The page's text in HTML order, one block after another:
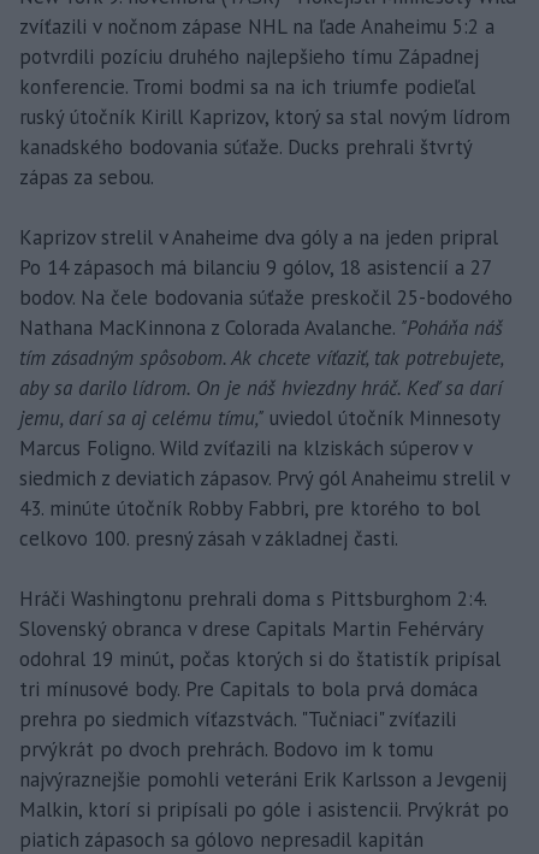
zvíťazili v nočnom zápase NHL na ľade Anaheimu 5:2 a
potvrdili pozíciu druhého najlepšieho tímu Západnej
konferencie. Tromi bodmi sa na ich triumfe podieľal
ruský útočník Kirill Kaprizov, ktorý sa stal novým lídrom
kanadského bodovania súťaže. Ducks prehrali štvrtý
zápas za sebou.
Kaprizov strelil v Anaheime dva góly a na jeden pripral
Po 14 zápasoch má bilanciu 9 gólov, 18 asistencií a 27
bodov. Na čele bodovania súťaže preskočil 25-bodového
Nathana MacKinnona z Colorada Avalanche. "Poháňa náš
tím zásadným spôsobom. Ak chcete víťaziť, tak potrebujete,
aby sa darilo lídrom. On je náš hviezdny hráč. Keď sa darí
jemu, darí sa aj celému tímu," uviedol útočník Minnesoty
Marcus Foligno. Wild zvíťazili na klziskách súperov v
siedmich z deviatich zápasov. Prvý gól Anaheimu strelil v
43. minúte útočník Robby Fabbri, pre ktorého to bol
celkovo 100. presný zásah v základnej časti.
Hráči Washingtonu prehrali doma s Pittsburghom 2:4.
Slovenský obranca v drese Capitals Martin Fehérváry
odohral 19 minút, počas ktorých si do štatistík pripísal
tri mínusové body. Pre Capitals to bola prvá domáca
prehra po siedmich víťazstvách. "Tučniaci" zvíťazili
prvýkrát po dvoch prehrách. Bodovo im k tomu
najvýraznejšie pomohli veteráni Erik Karlsson a Jevgenij
Malkin, ktorí si pripísali po góle i asistencii. Prvýkrát po
piatich zápasoch sa gólovo nepresadil kapitán